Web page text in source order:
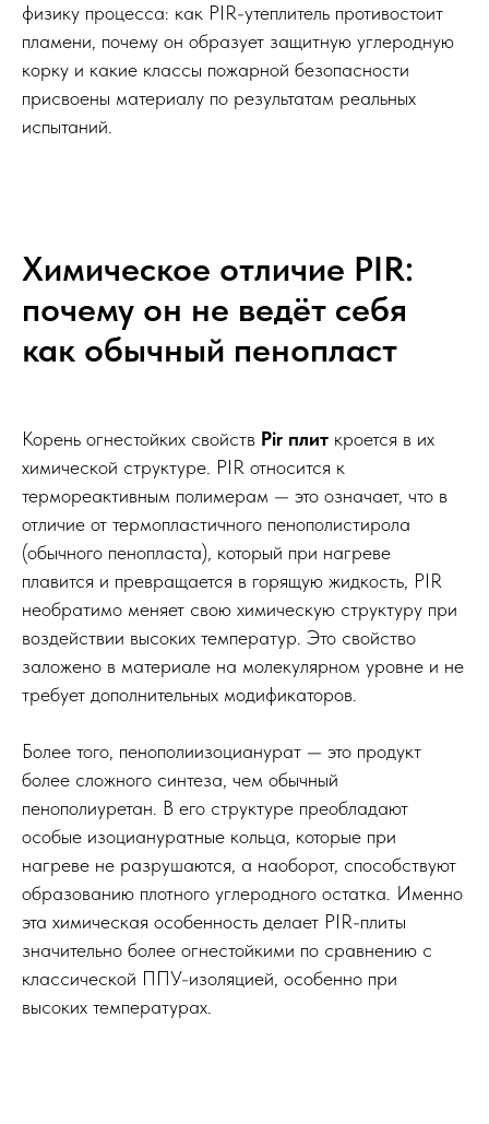
физику процесса: как PIR-утеплитель противостоит
пламени, почему он образует защитную углеродную
корку и какие классы пожарной безопасности
присвоены материалу по результатам реальных
испытаний.
Химическое отличие PIR:
почему он не ведёт себя
как обычный пенопласт
Корень огнестойких свойств Pir плит кроется в их
химической структуре. PIR относится к
термореактивным полимерам — это означает, что в
отличие от термопластичного пенополистирола
(обычного пенопласта), который при нагреве
плавится и превращается в горящую жидкость, PIR
необратимо меняет свою химическую структуру при
воздействии высоких температур. Это свойство
заложено в материале на молекулярном уровне и не
требует дополнительных модификаторов.
Более того, пенополиизоцианурат — это продукт
более сложного синтеза, чем обычный
пенополиуретан. В его структуре преобладают
особые изоциануратные кольца, которые при
нагреве не разрушаются, а наоборот, способствуют
образованию плотного углеродного остатка. Именно
эта химическая особенность делает PIR-плиты
значительно более огнестойкими по сравнению с
классической ППУ-изоляцией, особенно при
высоких температурах.